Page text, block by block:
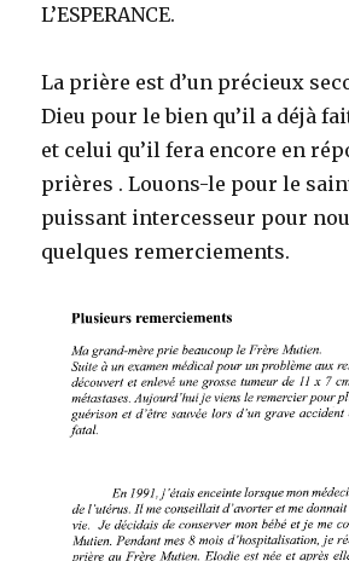
L’ESPERANCE.
La prière est d’un précieux
Dieu pour le bien qu’il a déjà
et celui qu’il fera encore en
prières . Louons-le pour le
puissant intercesseur pour
quelques remerciements.